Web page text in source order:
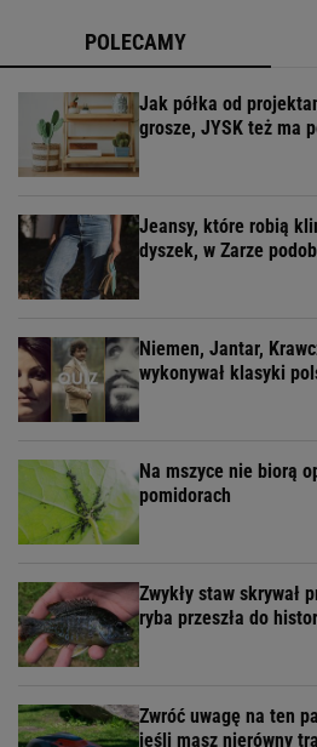
POLECAMY
Jak półka od
grosze, JYSK też ma
Jeansy, które robią
dyszek, w Zarze
Niemen, Jantar,
wykonywał klasyki
Na mszyce nie biorą
pomidorach
Zwykły staw skrywał
ryba przeszła do
Zwróć uwagę na ten
jeśli masz nierówny